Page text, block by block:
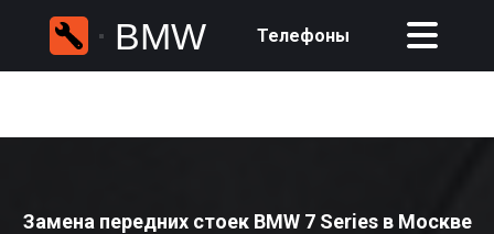
BMW Телефоны
Замена передних стоек BMW 7 Series в Москве